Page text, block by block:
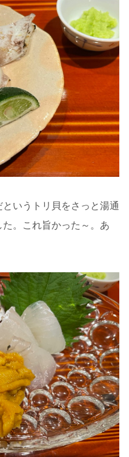
いうトリ貝をさっと湯通
。これ旨かった～。あ